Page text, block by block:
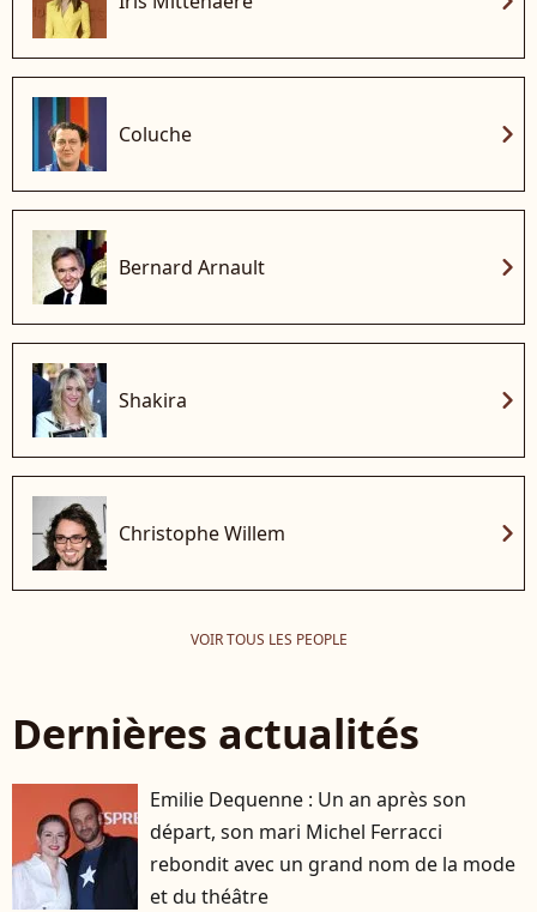
Coluche chevron_right
Bernard Arnault chevron_right
Shakira chevron_right
Christophe Willem chevron_right
VOIR TOUS LES PEOPLE
Dernières actualités
Emilie Dequenne : Un an après son
départ, son mari Michel Ferracci
rebondit avec un grand nom de la mode
et du théâtre